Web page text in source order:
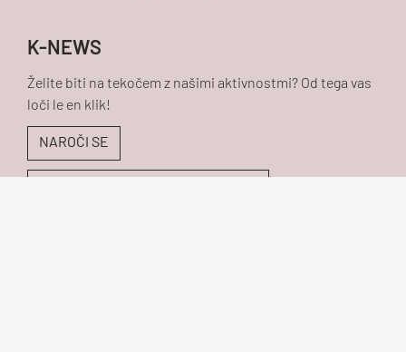
K-NEWS
Želite biti na tekočem z našimi aktivnostmi? Od tega vas
loči le en klik!
NAROČI SE